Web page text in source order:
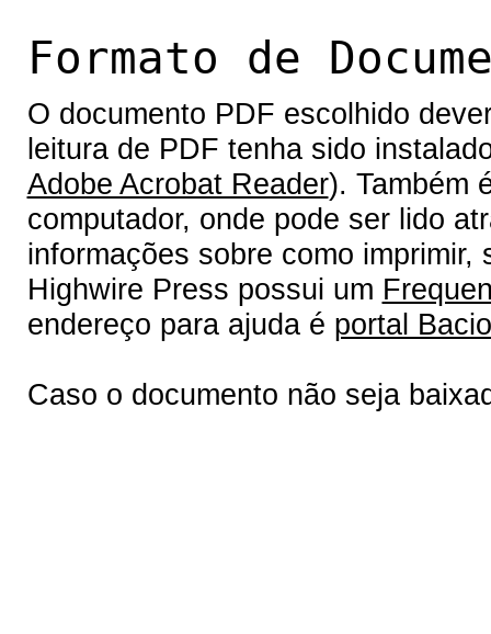
Formato de
O documento PDF escolhido
leitura de PDF tenha sido
Adobe Acrobat Reader). Também
computador, onde pode ser lido
informações sobre como
Highwire Press possui um
endereço para ajuda é portal
Caso o documento não seja